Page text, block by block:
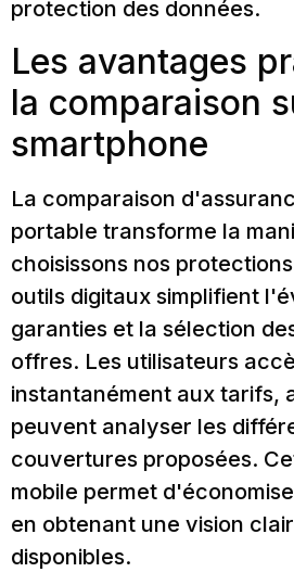
protection des données.
Les avantages
la comparaison
smartphone
La comparaison
portable transforme la
choisissons nos
outils digitaux simplifient
garanties et la sélection
offres. Les utilisateurs
instantanément aux tarifs,
peuvent analyser les
couvertures proposées.
mobile permet
en obtenant une vision
disponibles.